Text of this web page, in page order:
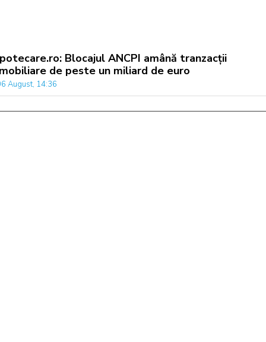
Blocajul ANCPI amână tranzacții
de peste un miliard de euro
August, 14:36